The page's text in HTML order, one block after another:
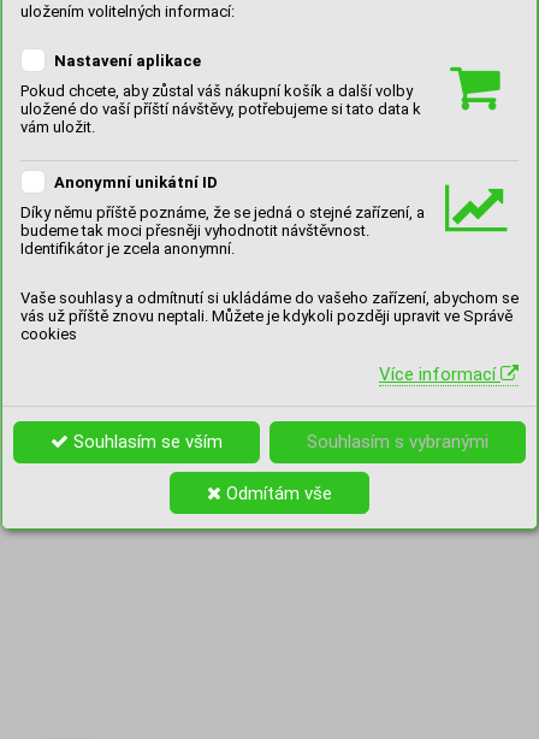
uložením volitelných informací:
Nastavení aplikace
Pokud chcete, aby zůstal váš nákupní košík a další volby
uložené do vaší příští návštěvy, potřebujeme si tato data k
vám uložit.
Anonymní unikátní ID
Díky němu příště poznáme, že se jedná o stejné zařízení, a
budeme tak moci přesněji vyhodnotit návštěvnost.
Identifikátor je zcela anonymní.
Vaše souhlasy a odmítnutí si ukládáme do vašeho zařízení, abychom se
vás už příště znovu neptali. Můžete je kdykoli později upravit ve Správě
cookies
Více informací
Souhlasím se vším Souhlasím s vybranými
Odmítám vše